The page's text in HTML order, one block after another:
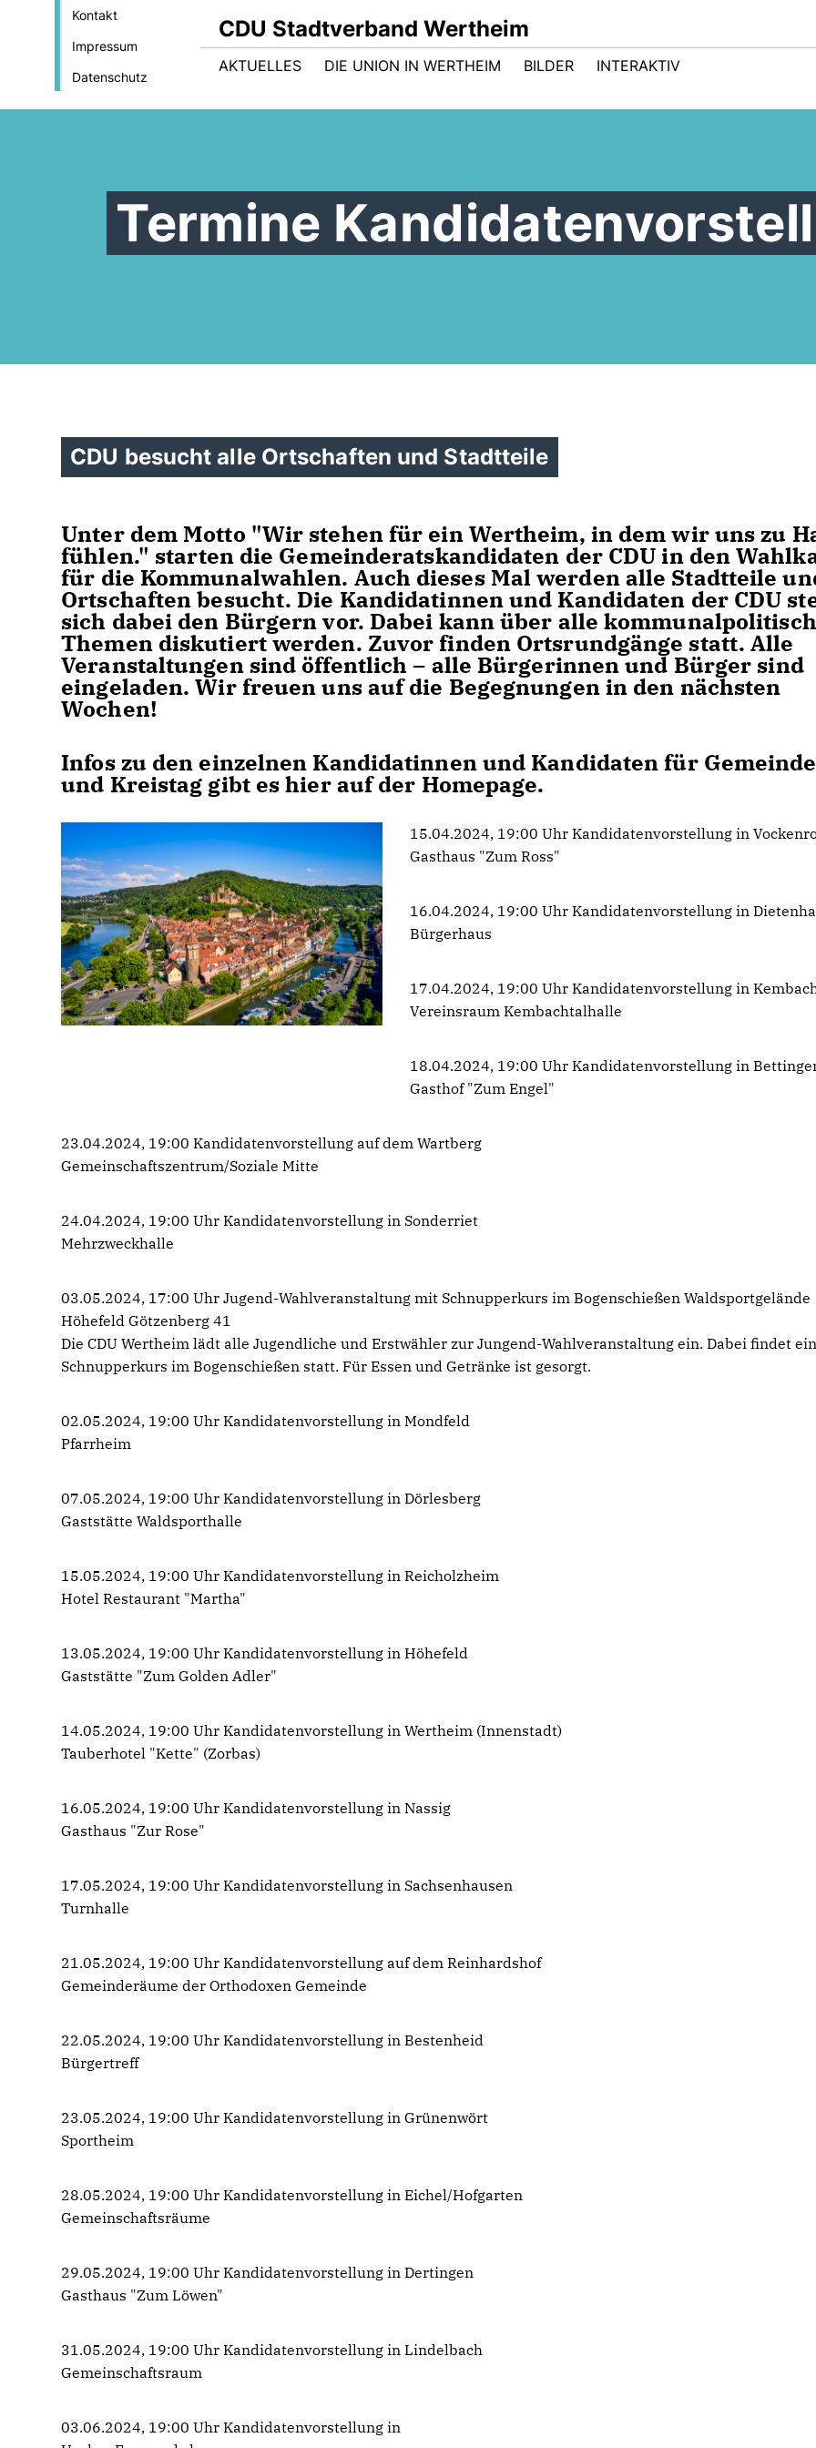
Kontakt
Impressum
Datenschutz
CDU Stadtverband Wertheim
AKTUELLES DIE UNION IN WERTHEIM BILDER INTERAKTIV
Termine
CDU besucht alle Ortschaften und Stadtteile
Unter dem Motto "Wir stehen für ein Wertheim, in dem wir uns zu
fühlen." starten die Gemeinderatskandidaten der CDU in den
für die Kommunalwahlen. Auch dieses Mal werden alle Stadtteile
Ortschaften besucht. Die Kandidatinnen und Kandidaten der CDU
sich dabei den Bürgern vor. Dabei kann über alle
Themen diskutiert werden. Zuvor finden Ortsrundgänge statt. Alle
Veranstaltungen sind öffentlich – alle Bürgerinnen und Bürger sind
eingeladen. Wir freuen uns auf die Begegnungen in den nächsten
Wochen!
Infos zu den einzelnen Kandidatinnen und Kandidaten für
und Kreistag gibt es hier auf der Homepage.
15.04.2024, 19:00 Uhr Kandidatenvorstellung in
Gasthaus "Zum Ross"
16.04.2024, 19:00 Uhr Kandidatenvorstellung in
Bürgerhaus
17.04.2024, 19:00 Uhr Kandidatenvorstellung in
Vereinsraum Kembachtalhalle
18.04.2024, 19:00 Uhr Kandidatenvorstellung in
Gasthof "Zum Engel"
23.04.2024, 19:00 Kandidatenvorstellung auf dem Wartberg
Gemeinschaftszentrum/Soziale Mitte
24.04.2024, 19:00 Uhr Kandidatenvorstellung in Sonderriet
Mehrzweckhalle
03.05.2024, 17:00 Uhr Jugend-Wahlveranstaltung mit Schnupperkurs im Bogenschießen Waldsportgelände
Höhefeld Götzenberg 41
Die CDU Wertheim lädt alle Jugendliche und Erstwähler zur Jungend-Wahlveranstaltung ein. Dabei findet
Schnupperkurs im Bogenschießen statt. Für Essen und Getränke ist gesorgt.
02.05.2024, 19:00 Uhr Kandidatenvorstellung in Mondfeld
Pfarrheim
07.05.2024, 19:00 Uhr Kandidatenvorstellung in Dörlesberg
Gaststätte Waldsporthalle
15.05.2024, 19:00 Uhr Kandidatenvorstellung in Reicholzheim
Hotel Restaurant "Martha"
13.05.2024, 19:00 Uhr Kandidatenvorstellung in Höhefeld
Gaststätte "Zum Golden Adler"
14.05.2024, 19:00 Uhr Kandidatenvorstellung in Wertheim (Innenstadt)
Tauberhotel "Kette" (Zorbas)
16.05.2024, 19:00 Uhr Kandidatenvorstellung in Nassig
Gasthaus "Zur Rose"
17.05.2024, 19:00 Uhr Kandidatenvorstellung in Sachsenhausen
Turnhalle
21.05.2024, 19:00 Uhr Kandidatenvorstellung auf dem Reinhardshof
Gemeinderäume der Orthodoxen Gemeinde
22.05.2024, 19:00 Uhr Kandidatenvorstellung in Bestenheid
Bürgertreff
23.05.2024, 19:00 Uhr Kandidatenvorstellung in Grünenwört
Sportheim
28.05.2024, 19:00 Uhr Kandidatenvorstellung in Eichel/Hofgarten
Gemeinschaftsräume
29.05.2024, 19:00 Uhr Kandidatenvorstellung in Dertingen
Gasthaus "Zum Löwen"
31.05.2024, 19:00 Uhr Kandidatenvorstellung in Lindelbach
Gemeinschaftsraum
03.06.2024, 19:00 Uhr Kandidatenvorstellung in